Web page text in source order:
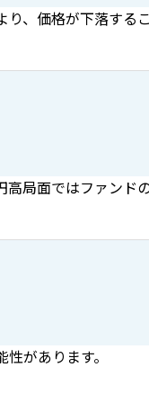
、価格が下落するこ
局面ではファンド
があります。